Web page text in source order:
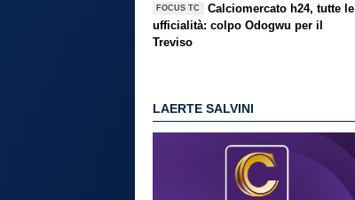
FOCUS TC
Calciomercato h24, tutte le
ufficialità: colpo Odogwu per il
Treviso
LAERTE SALVINI